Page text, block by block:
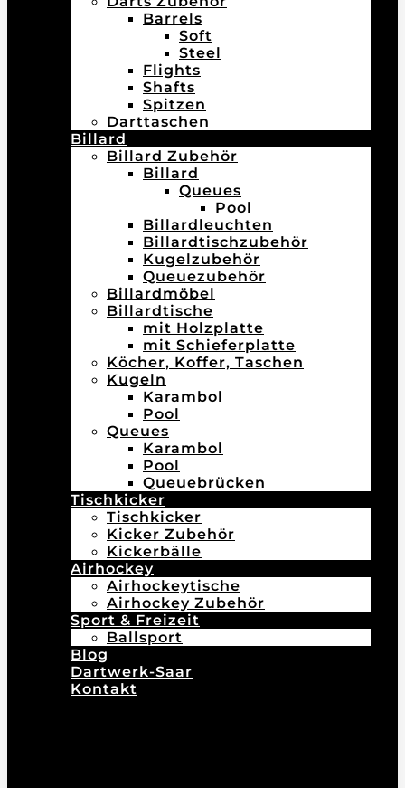
Barrels
Soft
Steel
Flights
Shafts
Spitzen
Darttaschen
Billard
Billard Zubehör
Billard
Queues
Pool
Billardleuchten
Billardtischzubehör
Kugelzubehör
Queuezubehör
Billardmöbel
Billardtische
mit Holzplatte
mit Schieferplatte
Köcher, Koffer, Taschen
Kugeln
Karambol
Pool
Queues
Karambol
Pool
Queuebrücken
Tischkicker
Tischkicker
Kicker Zubehör
Kickerbälle
Airhockey
Airhockeytische
Airhockey Zubehör
Sport & Freizeit
Ballsport
Blog
Dartwerk-Saar
Kontakt